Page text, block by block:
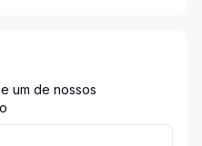
um de nossos